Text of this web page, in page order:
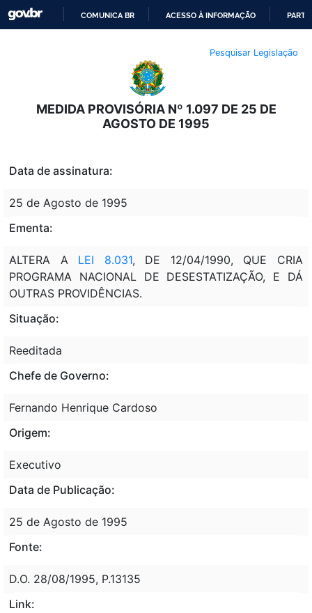
O
CONTEÚDO
COMUNICA BR ACESSO À INFORMAÇÃO
Pesquisar Legislação
MEDIDA PROVISÓRIA Nº 1.097 DE 25 DE
AGOSTO DE 1995
Data de assinatura:
25 de Agosto de 1995
Ementa:
ALTERA A LEI 8.031, DE 12/04/1990, QUE CRIA
PROGRAMA NACIONAL DE DESESTATIZAÇÃO, E DÁ
OUTRAS PROVIDÊNCIAS.
Situação:
Reeditada
Chefe de Governo:
Fernando Henrique Cardoso
Origem:
Executivo
Data de Publicação:
25 de Agosto de 1995
Fonte:
D.O. 28/08/1995, P.13135
Link: